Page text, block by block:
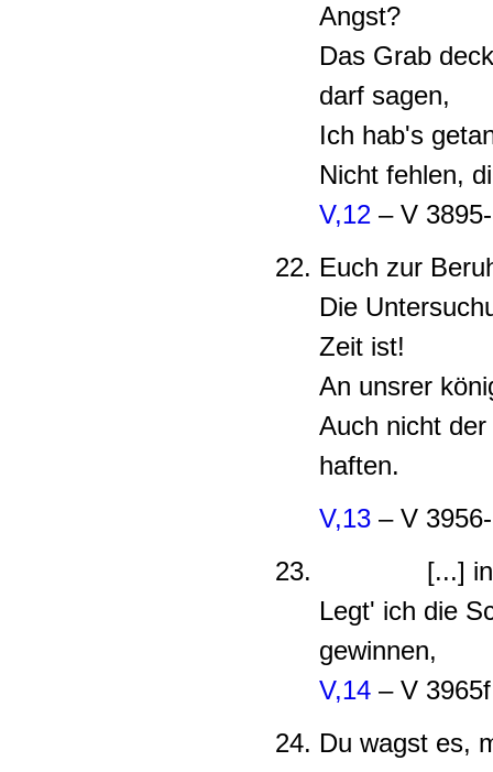
Angst?
Das Grab
darf sagen,
Ich hab's
Nicht fehlen,
V,12 – V
Euch zur
Die
Zeit ist!
An unsrer
Auch nicht
haften.
V,13 – V
[...] in
Legt' ich die
gewinnen,
V,14 – V
Du wagst es,